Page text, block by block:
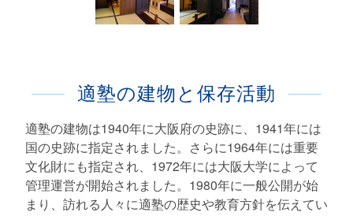
適塾の建物と保存活動
適塾の建物は1940年に大阪府の史跡に、1941年には
国の史跡に指定されました。さらに1964年には重要
文化財にも指定され、1972年には大阪大学によって
管理運営が開始されました。1980年に一般公開が始
まり、訪れる人々に適塾の歴史や教育方針を伝えてい